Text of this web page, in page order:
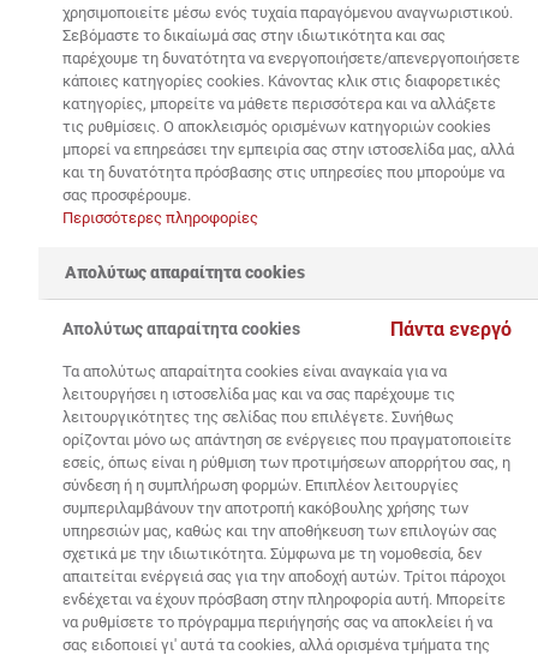
Home Τα Νέα μας Δελτία Τύπου
Ο Όμιλος
ΗΡΑΚΛΗΣ εγκαινίασε τον κύκλο DIY workshops μαζί με
τον αρχιτέκτονα Γιώργη Λαμπαθάκη
Ο Όμιλος ΗΡΑΚΛΗΣ
εγκαινίασε τον κύκλο DIY
workshops μαζί με τον
αρχιτέκτονα Γιώργη
Λαμπαθάκη
Με επιτυχία ολοκληρώθηκε το πρώτο DIY workshop
τουΟμίλου ΗΡΑΚΛΗΣσυγκεντρώνοντας το
ενδιαφέρον και τη συμμετοχή των «Do It Yourselfers».
Η εταιρία, μέσω της διαδραστικής ψηφιακής
πλατφόρμας«Χτίζουμε Μαζί»και με την καθοδήγηση
του καταξιωμένου αρχιτέκτοναΓιώργη Λαμπαθάκη,
εγκαινίασε τον κύκλο DIY workshops, το Σάββατο 16
χρησιμοποιείτε μέσω ενός τυχαία παραγόμενου αναγνωριστικού.
Σεβόμαστε το δικαίωμά σας στην ιδιωτικότητα και σας
παρέχουμε τη δυνατότητα να ενεργοποιήσετε/απενεργοποιήσετε
κάποιες κατηγορίες cookies. Κάνοντας κλικ στις διαφορετικές
κατηγορίες, μπορείτε να μάθετε περισσότερα και να αλλάξετε
τις ρυθμίσεις. Ο αποκλεισμός ορισμένων κατηγοριών cookies
μπορεί να επηρεάσει την εμπειρία σας στην ιστοσελίδα μας, αλλά
και τη δυνατότητα πρόσβασης στις υπηρεσίες που μπορούμε να
σας προσφέρουμε.
Περισσότερες πληροφορίες
Απολύτως απαραίτητα cookies
Απολύτως απαραίτητα cookies Πάντα ενεργό
Τα απολύτως απαραίτητα cookies είναι αναγκαία για να
λειτουργήσει η ιστοσελίδα μας και να σας παρέχουμε τις
λειτουργικότητες της σελίδας που επιλέγετε. Συνήθως
ορίζονται μόνο ως απάντηση σε ενέργειες που πραγματοποιείτε
εσείς, όπως είναι η ρύθμιση των προτιμήσεων απορρήτου σας, η
σύνδεση ή η συμπλήρωση φορμών. Επιπλέον λειτουργίες
συμπεριλαμβάνουν την αποτροπή κακόβουλης χρήσης των
υπηρεσιών μας, καθώς και την αποθήκευση των επιλογών σας
σχετικά με την ιδιωτικότητα. Σύμφωνα με τη νομοθεσία, δεν
απαιτείται ενέργειά σας για την αποδοχή αυτών. Τρίτοι πάροχοι
ενδέχεται να έχουν πρόσβαση στην πληροφορία αυτή. Μπορείτε
να ρυθμίσετε το πρόγραμμα περιήγησής σας να αποκλείει ή να
σας ειδοποιεί γι' αυτά τα cookies, αλλά ορισμένα τμήματα της